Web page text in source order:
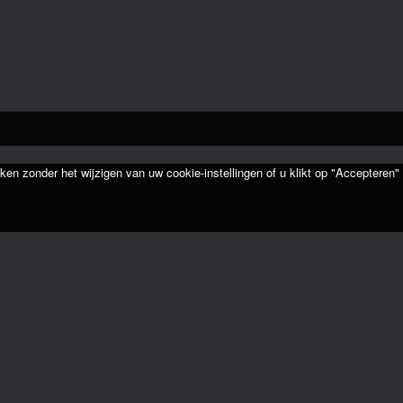
zonder het wijzigen van uw cookie-instellingen of u klikt op "Accepteren"